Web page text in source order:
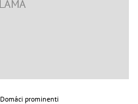
Domáci prominenti